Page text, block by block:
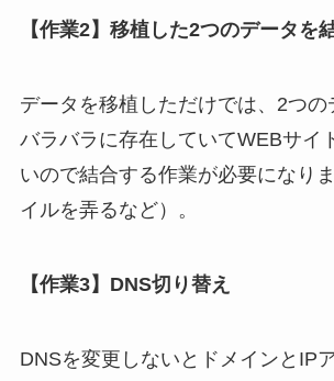
【作業2】移植した2つのデータを
データを移植しただけでは、2つの
バラバラに存在していてWEBサイ
いので結合する作業が必要になり
イルを弄るなど）。
【作業3】DNS切り替え
DNSを変更しないとドメインとIP